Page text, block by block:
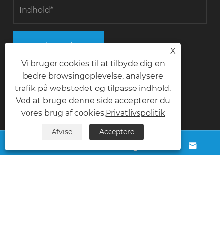
Indsend
Kontakt os
+8618028968963

X
Vi bruger cookies til at tilbyde dig en
bedre browsingoplevelse, analysere
trafik på webstedet og tilpasse indhold.
Ved at bruge denne side accepterer du
vores brug af cookies.Privatlivspolitik
Afvise Acceptere